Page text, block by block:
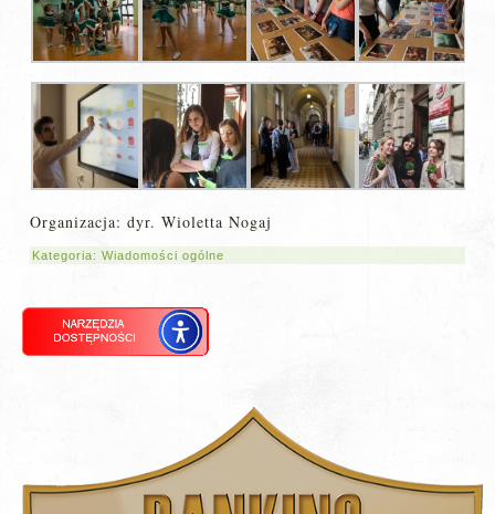
Organizacja: dyr. Wioletta Nogaj
Kategoria:Wiadomości ogólne